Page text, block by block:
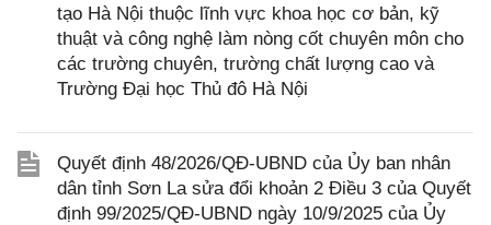
tạo Hà Nội thuộc lĩnh vực khoa học cơ bản, kỹ
thuật và công nghệ làm nòng cốt chuyên môn cho
các trường chuyên, trường chất lượng cao và
Trường Đại học Thủ đô Hà Nội
Quyết định 48/2026/QĐ-UBND của Ủy ban nhân
dân tỉnh Sơn La sửa đổi khoản 2 Điều 3 của Quyết
định 99/2025/QĐ-UBND ngày 10/9/2025 của Ủy